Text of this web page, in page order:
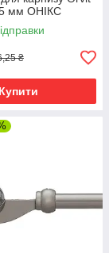
мм ОНІКС
₴
Купити